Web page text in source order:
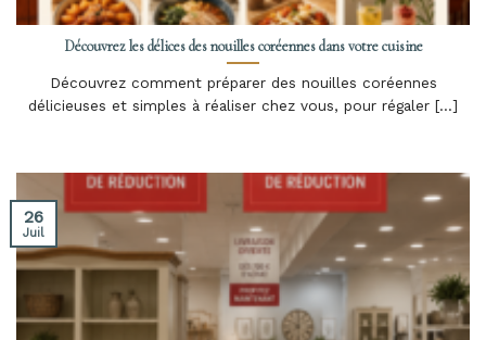
Découvrez les délices des nouilles coréennes dans votre cuisine
Découvrez comment préparer des nouilles coréennes
délicieuses et simples à réaliser chez vous, pour régaler [...]
26
Juil